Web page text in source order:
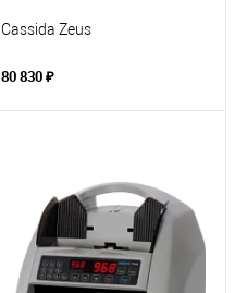
Cassida Zeus
80 830 ₽